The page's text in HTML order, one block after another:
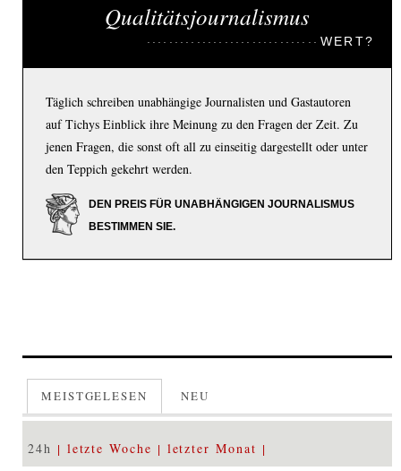
Qualitätsjournalismus
WERT?
Täglich schreiben unabhängige Journalisten und Gastautoren
auf Tichys Einblick ihre Meinung zu den Fragen der Zeit. Zu
jenen Fragen, die sonst oft all zu einseitig dargestellt oder unter
den Teppich gekehrt werden.
DEN PREIS FÜR UNABHÄNGIGEN JOURNALISMUS
BESTIMMEN SIE.
MEISTGELESEN NEU
24h letzte Woche letzter Monat